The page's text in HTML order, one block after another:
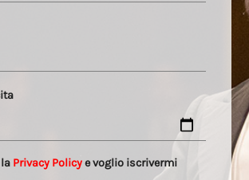
Privacy Policye voglio iscrivermi